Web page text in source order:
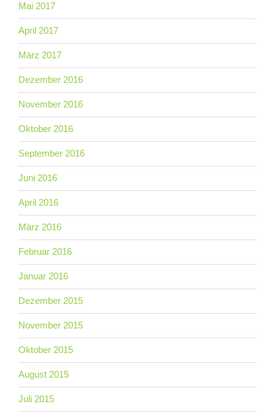
Mai 2017
April 2017
März 2017
Dezember 2016
November 2016
Oktober 2016
September 2016
Juni 2016
April 2016
März 2016
Februar 2016
Januar 2016
Dezember 2015
November 2015
Oktober 2015
August 2015
Juli 2015